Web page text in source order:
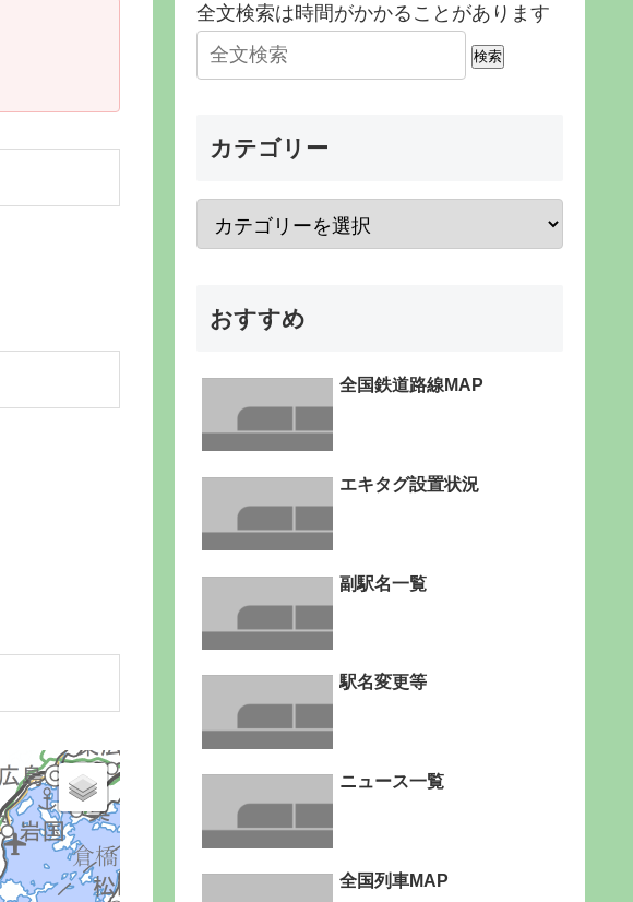
全文検索は時間がかかることがあります
検索
カテゴリー
おすすめ
全国鉄道路線MAP
エキタグ設置状況
副駅名一覧
駅名変更等
ニュース一覧
全国列車MAP